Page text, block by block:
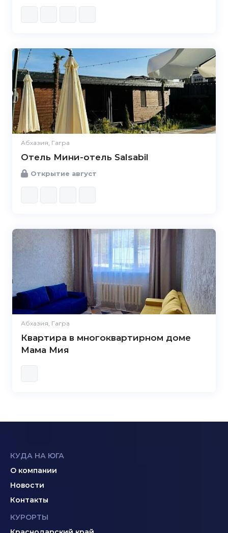
Абхазия, Гагра
Отель Мини-отель Salsabil
Открытие август
Абхазия, Гагра
Квартира в многоквартирном доме
Мама Мия
КУДА НА ЮГА
О компании
Новости
Контакты
КУРОРТЫ